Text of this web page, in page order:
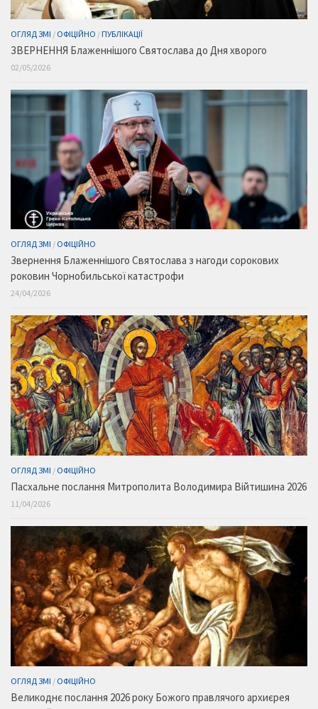
ОГЛЯД ЗМІ / ОФІЦІЙНО /ПУБЛІКАЦІЇ
ЗВЕРНЕННЯ Блаженнішого Святослава до Дня хворого
02/05/2026
ОГЛЯД ЗМІ / ОФІЦІЙНО
Звернення Блаженнішого Святослава з нагоди сорокових
роковин Чорнобильської катастрофи
24/04/2026
ОГЛЯД ЗМІ / ОФІЦІЙНО
Пасхальне послання Митрополита Володимира Війтишина 2026
11/04/2026
ОГЛЯД ЗМІ / ОФІЦІЙНО
Великоднє послання 2026 року Божого правлячого архиєрея